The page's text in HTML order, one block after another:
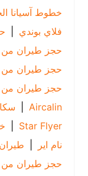
خطوط آسيانا الجوية
فلاي بوندي |حجز
حجز طيران من
حجز طيران من
حجز طيران من
Aircalin
| سكاي
Star Flyer
| خطوط
| طيران Viva
حجز طيران من جدة